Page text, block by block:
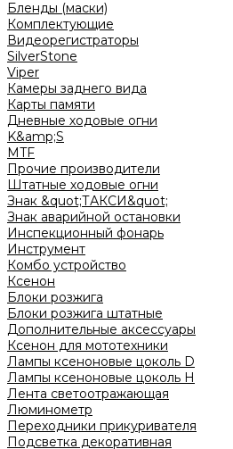
Бленды (маски)
Комплектующие
Видеорегистраторы
SilverStone
Viper
Камеры заднего вида
Карты памяти
Дневные ходовые огни
K&amp;S
MTF
Прочие производители
Штатные ходовые огни
Знак &quot;ТАКСИ&quot;
Знак аварийной остановки
Инспекционный фонарь
Инструмент
Комбо устройство
Ксенон
Блоки розжига
Блоки розжига штатные
Дополнительные аксессуары
Ксенон для мототехники
Лампы ксеноновые цоколь D
Лампы ксеноновые цоколь H
Лента светоотражающая
Люминометр
Переходники прикуривателя
Подсветка декоративная